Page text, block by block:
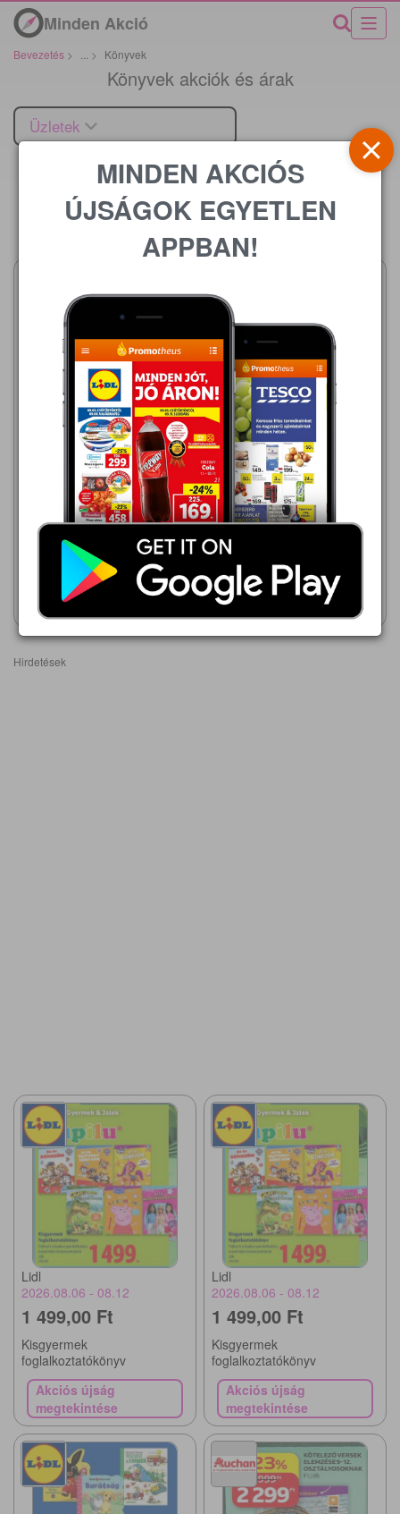
Minden Akció
Bevezetés > > Könyvek
Könyvek akciók és árak
Üzletek
Ár
INTERSPAR
2026.08.13 - 08.26
999,00 Ft
Libri könyvek többféle
Akciós újság
megtekintése
Lidl
999,00 Ft
Gyermek foglalkoztató könyv
Akciós újság
megtekintése
Hirdetések
Lidl
2026.08.06 - 08.12
1 499,00 Ft
Kisgyermek
foglalkoztatókönyv
Akciós újság
megtekintése
Lidl
2026.08.06 - 08.12
1 499,00 Ft
Kisgyermek
foglalkoztatókönyv
Akciós újság
megtekintése
MINDEN AKCIÓS
ÚJSÁGOK EGYETLEN
APPBAN!